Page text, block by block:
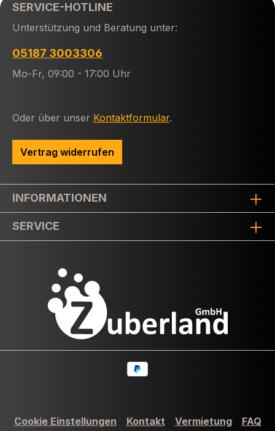
SERVICE-HOTLINE
Unterstützung und Beratung unter:
05187 3003306
Mo-Fr, 09:00 - 17:00 Uhr
Oder über unser Kontaktformular.
Vertrag widerrufen
INFORMATIONEN
SERVICE
Cookie Einstellungen Kontakt Vermietung FAQ